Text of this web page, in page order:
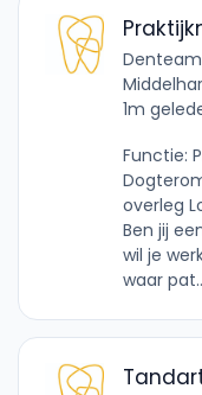
1m
Functie:
overleg
Ben jij
wil je
waar